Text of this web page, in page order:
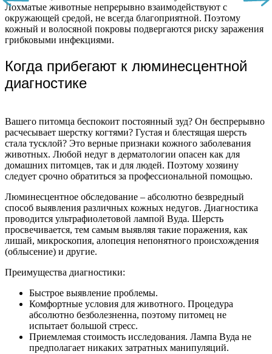
Лохматые животные непрерывно взаимодействуют с
окружающей средой, не всегда благоприятной. Поэтому
кожный и волосяной покровы подвергаются риску заражения
грибковыми инфекциями.
Когда прибегают к люминесцентной
диагностике
Вашего питомца беспокоит постоянный зуд? Он беспрерывно
расчесывает шерстку когтями? Густая и блестящая шерсть
стала тусклой? Это верные признаки кожного заболевания
животных. Любой недуг в дерматологии опасен как для
домашних питомцев, так и для людей. Поэтому хозяину
следует срочно обратиться за профессиональной помощью.
Люминесцентное обследование – абсолютно безвредный
способ выявления различных кожных недугов. Диагностика
проводится ультрафиолетовой лампой Вуда. Шерсть
просвечивается, тем самым выявляя такие поражения, как
лишай, микроскопия, алопеция непонятного происхождения
(облысение) и другие.
Преимущества диагностики:
Быстрое выявление проблемы.
Комфортные условия для животного. Процедура
абсолютно безболезненна, поэтому питомец не
испытает большой стресс.
Приемлемая стоимость исследования. Лампа Вуда не
предполагает никаких затратных манипуляций.